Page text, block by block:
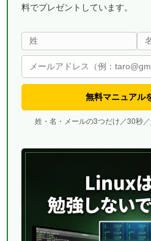
料でプレゼントしています。
無料マニュアル
姓・名・メールの3つだけ／30秒